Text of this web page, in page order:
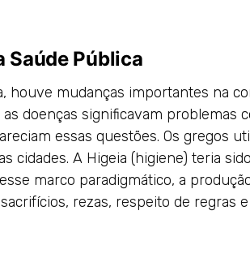
Saúde Pública
houve mudanças importantes na
as doenças significavam problemas
essas questões. Os gregos
cidades. A Higeia (higiene) teria
marco paradigmático, a
rezas, respeito de regras